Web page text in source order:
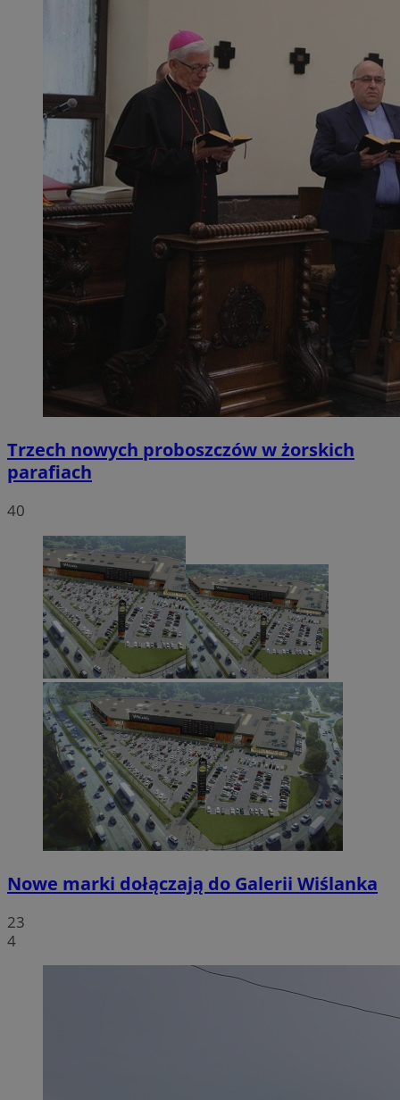
Trzech nowych proboszczów w żorskich
parafiach
40
Nowe marki dołączają do Galerii Wiślanka
23
4